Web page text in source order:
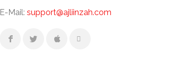
E-Mail: support@ajliinzah.com